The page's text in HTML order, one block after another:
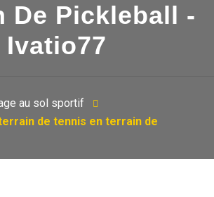
De Pickleball -
Ivatio77
au sol sportif
de tennis en terrain de